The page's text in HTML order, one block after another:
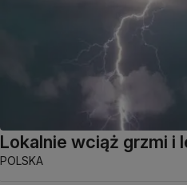
Lokalnie wciąż grzmi i
POLSKA